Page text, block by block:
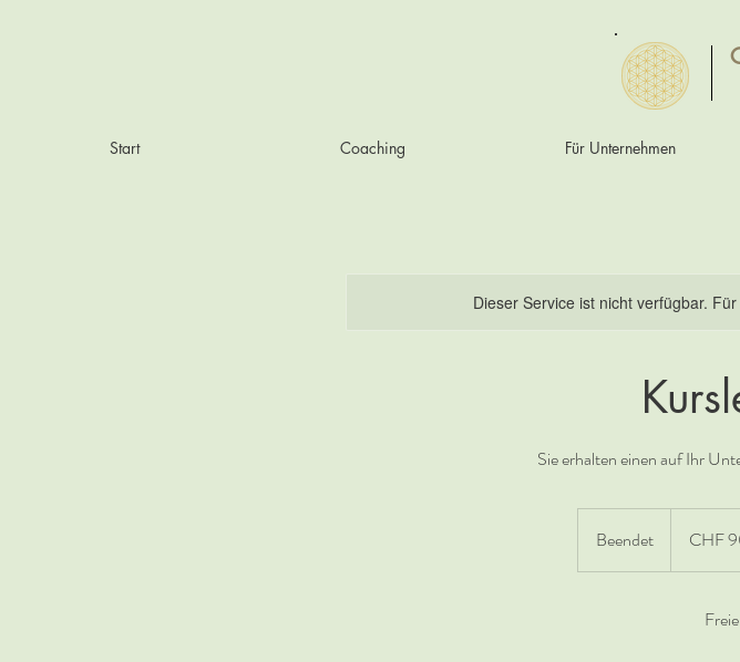
Start Coaching Für Unternehmen
Dieser Service ist nicht verfügbar.
Sie erhalten einen auf Ihr
BeendetB
e
Franken
CHF